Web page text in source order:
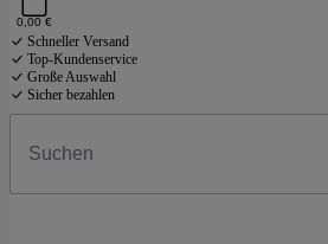
0,00 €
Schneller Versand
Top-Kundenservice
Große Auswahl
Sicher bezahlen